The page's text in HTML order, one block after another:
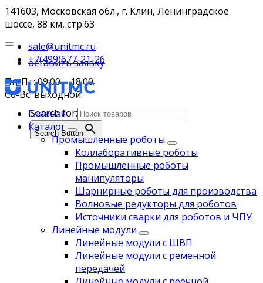
141603, Московская обл., г. Клин, Ленинградское
шоссе, 88 км, стр.63
sale@unitmc.ru
+7(499)677-21-26
Пн-Пт: 09:00 – 18:00
Сб-Вс: выходной
Search for:
Search Button
оставить заявку
Главная
Каталог
Промышленные роботы
Коллаборативные роботы
Промышленные роботы
манипуляторы
Шарнирные роботы для производства
Волновые редукторы для роботов
Источники сварки для роботов и ЧПУ
Линейные модули
Линейные модули с ШВП
Линейные модули с ременной
передачей